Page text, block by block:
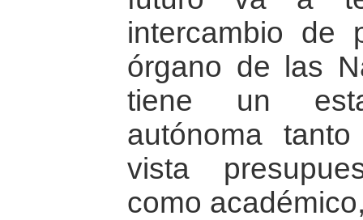
intercambio de
órgano de las
tiene un
autónoma
vista
como